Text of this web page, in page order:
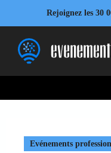
contenu
Rejoignez les 30
Evénements